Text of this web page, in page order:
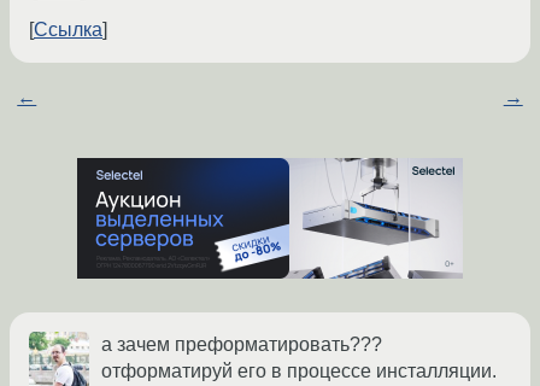
Ссылка
← →
а зачем преформатировать???
отформатируй его в процессе инсталляции.